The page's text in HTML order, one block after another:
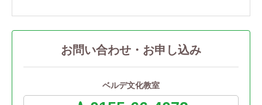
お問い合わせ・お申し込み
ベルデ文化教室